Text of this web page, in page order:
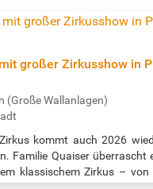
großer Zirkusshow in
(Große Wallanlagen)
kommt auch 2026
Familie Quaiser überrascht
klassischem Zirkus – von